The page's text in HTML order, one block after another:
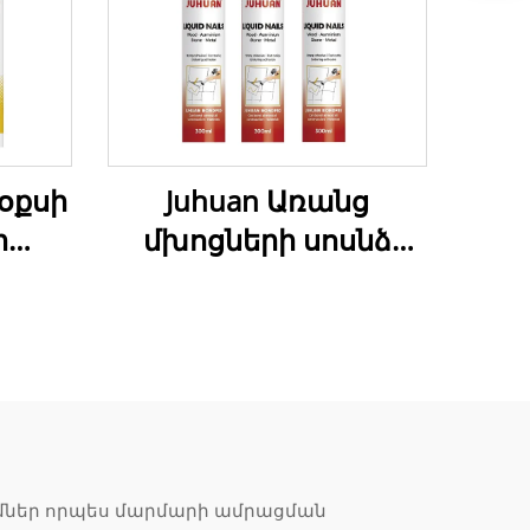
Juhuan Առանց
մխոցների սոսնձ
որպես մարմարի ամրացման